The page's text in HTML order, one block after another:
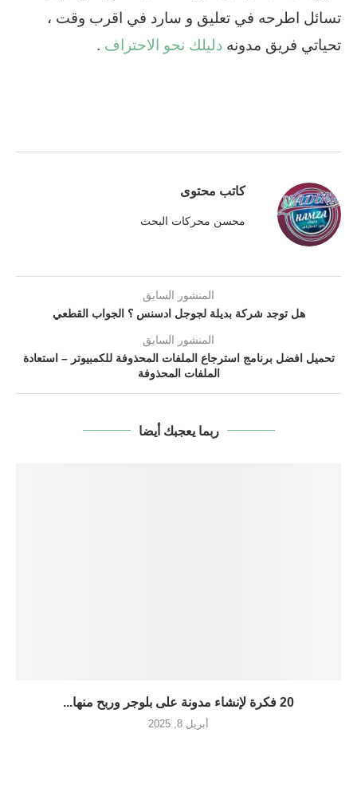
تسائل اطرحه في تعليق و سارد في اقرب وقت ،
تحياتي فريق مدونه دليلك نحو الاحتراف .
كاتب محتوى
محسن محركات البحث
المنشور السابق
هل توجد شركة بديلة لجوجل ادسنس ؟ الجواب القطعي
المنشور السابق
تحميل افضل برنامج استرجاع الملفات المحذوفة للكمبيوتر – استعادة
الملفات المحذوفة
ربما يعجبك أيضا
20 فكرة لإنشاء مدونة على بلوجر وربح منها...
أبريل 8, 2025